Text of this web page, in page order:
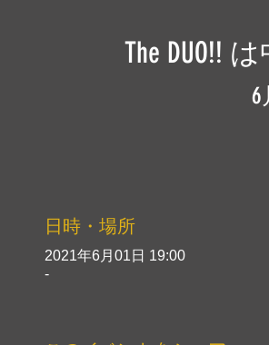
The DUO!!
6
日時・場所
2021年6月01日 19:00
-